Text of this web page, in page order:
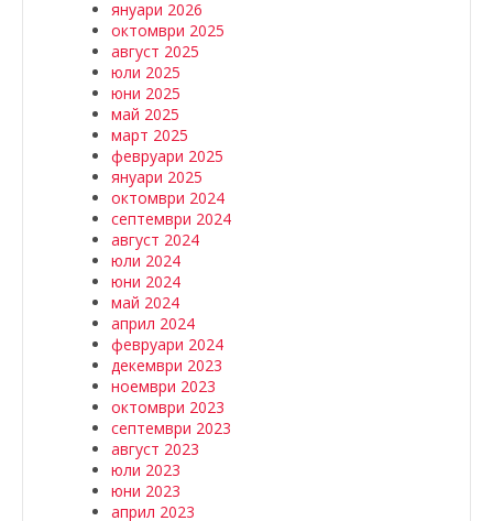
януари 2026
октомври 2025
август 2025
юли 2025
юни 2025
май 2025
март 2025
февруари 2025
януари 2025
октомври 2024
септември 2024
август 2024
юли 2024
юни 2024
май 2024
април 2024
февруари 2024
декември 2023
ноември 2023
октомври 2023
септември 2023
август 2023
юли 2023
юни 2023
април 2023